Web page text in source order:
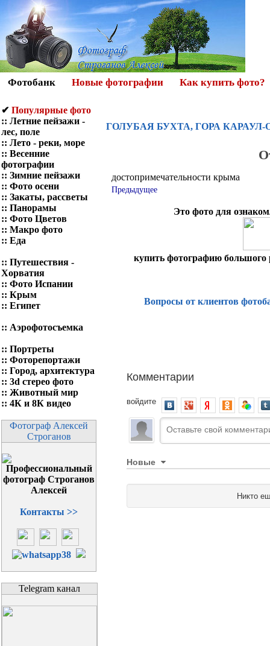
Фотобанк Новые фотографии Как купить фото?
✔ Популярные фото
:: Летние пейзажи -
лес, поле
:: Лето - реки, море
:: Весенние
фотографии
:: Зимние пейзажи
:: Фото осени
:: Закаты, рассветы
:: Панорамы
:: Фото Цветов
:: Макро фото
:: Еда
:: Путешествия -
Хорватия
:: Фото Испании
:: Крым
:: Египет
:: Аэрофотосъемка
:: Портреты
:: Фоторепортажи
:: Город, архитектура
:: 3d стерео фото
:: Животный мир
:: 4К и 8К видео
Фотограф Алексей
Строганов
Контакты >>
Telegram канал
ГОЛУБАЯ БУХТА, ГОРА КАРАУЛ-
достопримечательности крыма
Предыдущее
Это фото для
купить фотографию большого
Вопросы от клиентов
Комментарии
войдите
Новые
Никто